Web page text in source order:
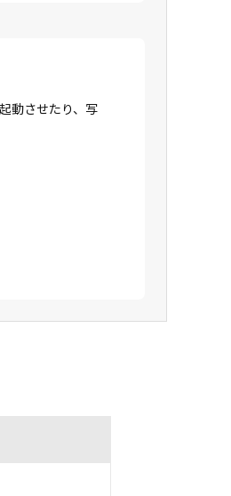
動させたり、写